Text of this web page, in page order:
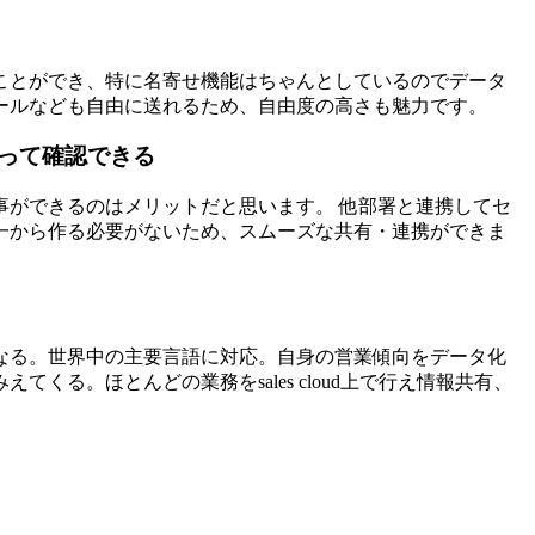
ができ、特に名寄せ機能はちゃんとしているのでデータ
なども自由に送れるため、自由度の高さも魅力です。
て確認できる
できるのはメリットだと思います。 他部署と連携してセ
ら作る必要がないため、スムーズな共有・連携ができま
。世界中の主要言語に対応。自身の営業傾向をデータ化
てくる。ほとんどの業務をsales cloud上で行え情報共有、